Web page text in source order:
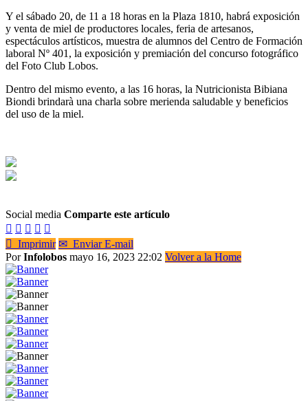
Y el sábado 20, de 11 a 18 horas en la Plaza 1810, habrá exposición
y venta de miel de productores locales, feria de artesanos,
espectáculos artísticos, muestra de alumnos del Centro de Formación
laboral Nº 401, la exposición y premiación del concurso fotográfico
del Foto Club Lobos.
Dentro del mismo evento, a las 16 horas, la Nutricionista Bibiana
Biondi brindarà una charla sobre merienda saludable y beneficios
del uso de la miel.
Social media Comparte este artículo
    
 Imprimir ✉ Enviar E-mail
PorInfolobos mayo 16, 2023 22:02 Volver a la Home